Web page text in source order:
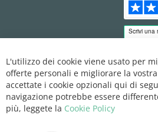
L'utilizzo dei cookie viene usato per
offerte personali e migliorare la
accettate i cookie opzionali qui di
navigazione potrebbe essere
più, leggete la Cookie Policy